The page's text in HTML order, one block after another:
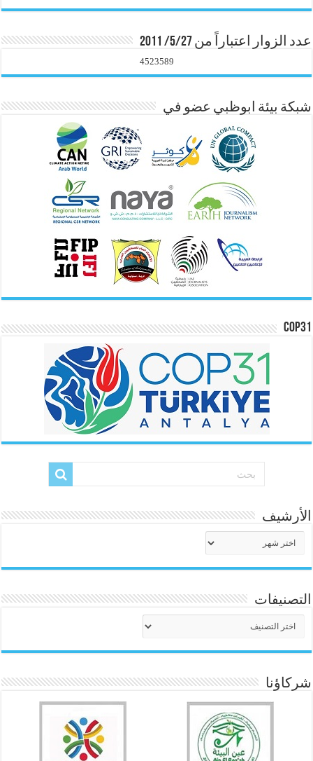
عدد الزوار اعتباراً من 5/27/ 2011
4523589
شبكة بيئة ابوظبي عضو في
COP31
الأرشيف
التصنيفات
شركاؤنا